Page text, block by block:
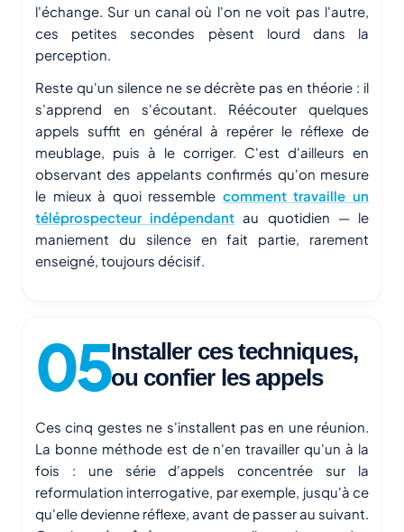
l'échange. Sur un canal où l'on ne voit pas l'autre,
ces petites secondes pèsent lourd dans la
perception.
Reste qu'un silence ne se décrète pas en théorie : il
s'apprend en s'écoutant. Réécouter quelques
appels suffit en général à repérer le réflexe de
meublage, puis à le corriger. C'est d'ailleurs en
observant des appelants confirmés qu'on mesure
le mieux à quoi ressemble comment travaille un
téléprospecteur indépendant au quotidien — le
maniement du silence en fait partie, rarement
enseigné, toujours décisif.
Installer ces techniques,
ou confier les appels
Ces cinq gestes ne s'installent pas en une réunion.
La bonne méthode est de n'en travailler qu'un à la
fois : une série d'appels concentrée sur la
reformulation interrogative, par exemple, jusqu'à ce
qu'elle devienne réflexe, avant de passer au suivant.